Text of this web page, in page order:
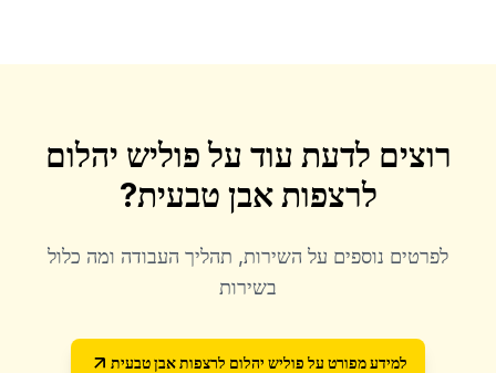
רוצים לדעת עוד עלפוליש יהלום
לרצפות אבן טבעית?
לפרטים נוספים על השירות, תהליך העבודה ומה כלול
בשירות
למידע מפורט על פוליש יהלום לרצפות אבן טבעית